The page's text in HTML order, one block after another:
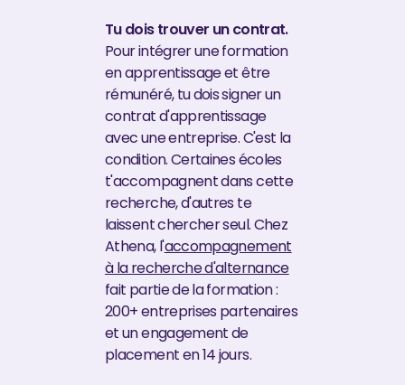
Tu dois trouver un contrat.
Pour intégrer une formation
en apprentissage et être
rémunéré, tu dois signer un
contrat d'apprentissage
avec une entreprise. C'est la
condition. Certaines écoles
t'accompagnent dans cette
recherche, d'autres te
laissent chercher seul. Chez
Athena, l'accompagnement
à la recherche d'alternance
fait partie de la formation :
200+ entreprises partenaires
et un engagement de
placement en 14 jours.